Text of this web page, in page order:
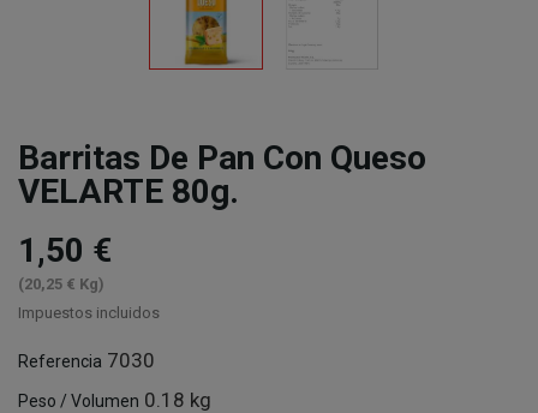
Barritas De Pan Con Queso
VELARTE 80g.
1,50 €
(20,25 € Kg)
Impuestos incluidos
Referencia 7030
Peso / Volumen 0.18 kg